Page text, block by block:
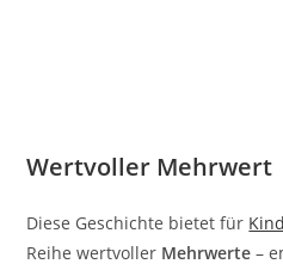
Wertvoller Mehrwert
Diese Geschichte bietet für
Reihe wertvoller Mehrwerte –